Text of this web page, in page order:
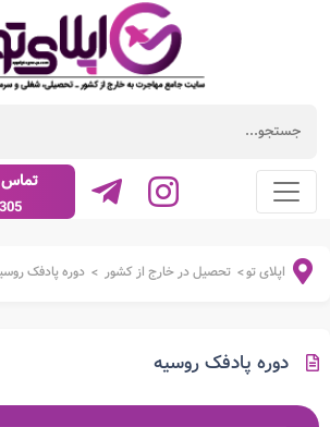
تماس
اپلای تو> تحصیل در خارج از کشور > دوره پادفک
دوره پادفک روسیه